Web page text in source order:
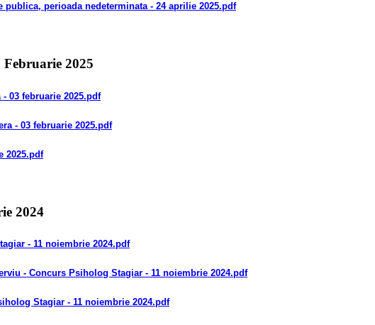
publica, perioada nedeterminata- 24 aprilie 2025.pdf
Februarie 2025
- 03 februarie 2025.pdf
- 03 februarie 2025.pdf
2025.pdf
2024
- 11 noiembrie 2024.pdf
- Concurs Psiholog Stagiar - 11 noiembrie 2024.pdf
Stagiar - 11 noiembrie 2024.pdf